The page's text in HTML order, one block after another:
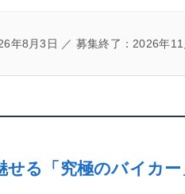
年8月3日 ／ 募集終了：2026年11
る「究極のバイカー